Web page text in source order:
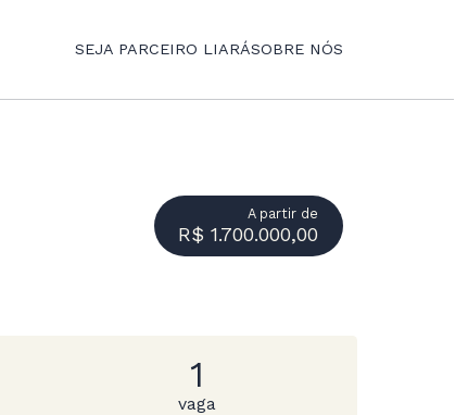
SEJA PARCEIRO LIARÁSOBRE NÓS
A partir de
R$ 1.700.000,00
1
vaga